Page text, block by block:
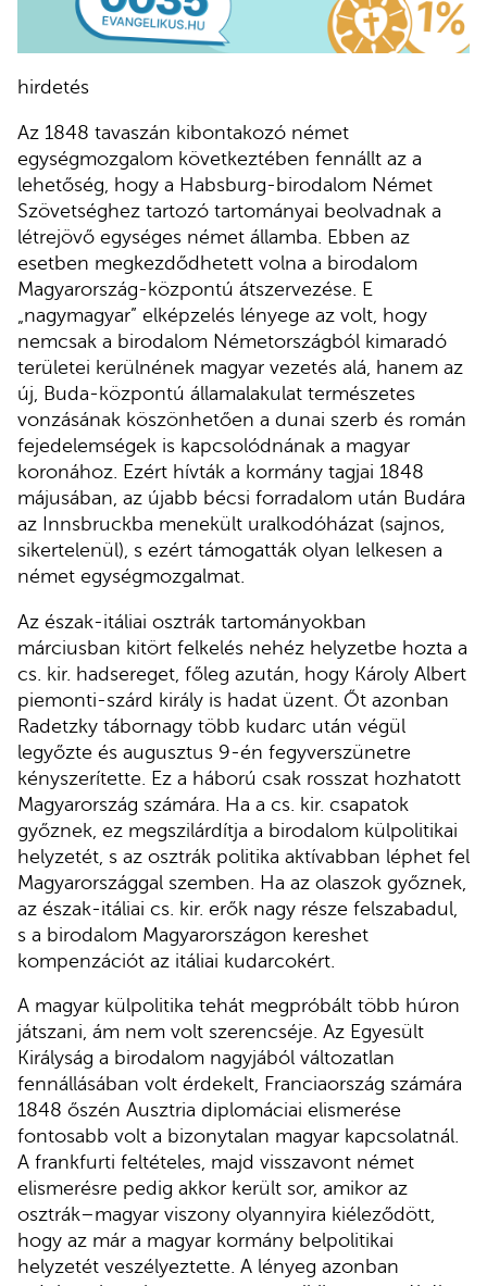
hirdetés
Az 1848 tavaszán kibontakozó német
egységmozgalom következtében fennállt az a
lehetőség, hogy a Habsburg-birodalom Német
Szövetséghez tartozó tartományai beolvadnak a
létrejövő egységes német államba. Ebben az
esetben megkezdődhetett volna a birodalom
Magyarország-központú átszervezése. E
„nagymagyar” elképzelés lényege az volt, hogy
nemcsak a birodalom Németországból kimaradó
területei kerülnének magyar vezetés alá, hanem az
új, Buda-központú államalakulat természetes
vonzásának köszönhetően a dunai szerb és román
fejedelemségek is kapcsolódnának a magyar
koronához. Ezért hívták a kormány tagjai 1848
májusában, az újabb bécsi forradalom után Budára
az Innsbruckba menekült uralkodóházat (sajnos,
sikertelenül), s ezért támogatták olyan lelkesen a
német egységmozgalmat.
Az észak-itáliai osztrák tartományokban
márciusban kitört felkelés nehéz helyzetbe hozta a
cs. kir. hadsereget, főleg azután, hogy Károly Albert
piemonti-szárd király is hadat üzent. Őt azonban
Radetzky tábornagy több kudarc után végül
legyőzte és augusztus 9-én fegyverszünetre
kényszerítette. Ez a háború csak rosszat hozhatott
Magyarország számára. Ha a cs. kir. csapatok
győznek, ez megszilárdítja a birodalom külpolitikai
helyzetét, s az osztrák politika aktívabban léphet fel
Magyarországgal szemben. Ha az olaszok győznek,
az észak-itáliai cs. kir. erők nagy része felszabadul,
s a birodalom Magyarországon kereshet
kompenzációt az itáliai kudarcokért.
A magyar külpolitika tehát megpróbált több húron
játszani, ám nem volt szerencséje. Az Egyesült
Királyság a birodalom nagyjából változatlan
fennállásában volt érdekelt, Franciaország számára
1848 őszén Ausztria diplomáciai elismerése
fontosabb volt a bizonytalan magyar kapcsolatnál.
A frankfurti feltételes, majd visszavont német
elismerésre pedig akkor került sor, amikor az
osztrák–magyar viszony olyannyira kiéleződött,
hogy az már a magyar kormány belpolitikai
helyzetét veszélyeztette. A lényeg azonban